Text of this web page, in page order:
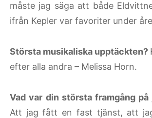
måste jag säga att både
ifrån Kepler var favoriter under
Största musikaliska upptäckten?
efter alla andra – Melissa Horn.
Vad var din största framgång
Att jag fått en fast tjänst, att